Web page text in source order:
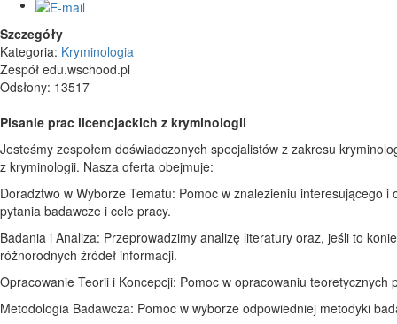
Szczegóły
Kategoria: Kryminologia
Zespół edu.wschood.pl
Odsłony: 13517
Pisanie prac licencjackich z kryminologii
Jesteśmy zespołem doświadczonych specjalistów z zakresu
z kryminologii. Nasza oferta obejmuje:
Doradztwo w Wyborze Tematu: Pomoc w znalezieniu interesującego
pytania badawcze i cele pracy.
Badania i Analiza: Przeprowadzimy analizę literatury oraz, jeśli to
różnorodnych źródeł informacji.
Opracowanie Teorii i Koncepcji: Pomoc w opracowaniu
Metodologia Badawcza: Pomoc w wyborze odpowiedniej metodyki